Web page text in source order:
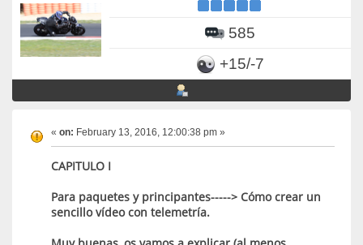
585
+15/-7
« on: February 13, 2016, 12:00:38 pm »
CAPITULO I
Para paquetes y principantes-----> Cómo crear un
sencillo vídeo con telemetría.